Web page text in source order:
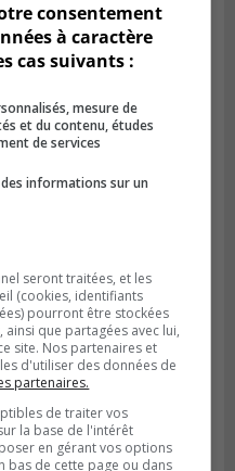
fermetures sur
flotte de
consentement
à caractère
cas suivants :
mesure de
et du contenu, études
de services
informations sur un
seront traitées, et les
(cookies, identifiants
pourront être stockées
que partagées avec lui,
site. Nos partenaires et
d'utiliser des données de
partenaires.
de traiter vos
la base de l'intérêt
en gérant vos options
bas de cette page ou dans